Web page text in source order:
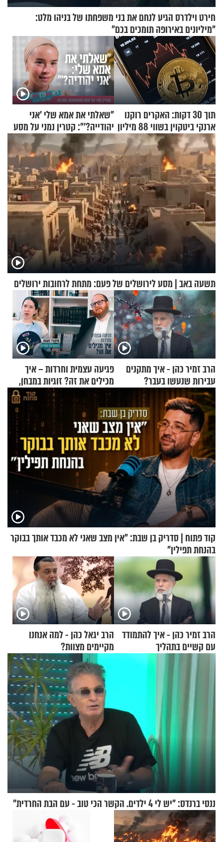
חירט וילדרס הגיע לנחם את בני משפחתו של בניהו מלט:
"מיליונים באירופה תומכים בכם"
תוך 30 דקות: האקרים רוקנו
ארנקי ביטקוין בשווי 88 מיליון
דולר
"שאלתי את אמא שלי 'אני
יהודייה?'": קטרין נמני על מסע
ההתחזקות המרגש
תשעה באב | מסע לירושלים של פעם: מתחת לרחובות ירושלים
הרב זמיר כהן - איך מתקנים
עבירות שנעשו בעבר?
פגיעה עצמית וחרדות – איך
מכילים את זה? זוגיות במבחן,
הפעם עם יהודית ואלתר כהן
קוד פתוח | סדריק בן שבת: "אין מצב שאני לא מכבד אותך בבוקר
בהנחת תפילין"
הרב זמיר כהן - איך להתמודד
עם קשיים בתהליך
ההתחזקות?
הרב יגאל כהן - למה אנחנו
מקיימים מצוות?
ננסי ברנדס: "יש לי 4 ילדים. הקשר הכי טוב - עם הבת החרדית"